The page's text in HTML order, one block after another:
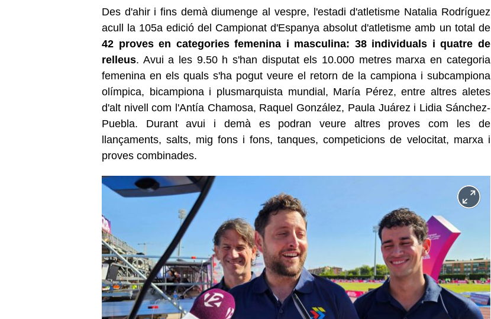
Des d'ahir i fins demà diumenge al vespre, l'estadi d'atletisme Natalia Rodríguez
acull la 105a edició del Campionat d'Espanya absolut d'atletisme amb un total de
42 proves en categories femenina i masculina: 38 individuals i quatre de
relleus. Avui a les 9.50 h s'han disputat els 10.000 metres marxa en categoria
femenina en els quals s'ha pogut veure el retorn de la campiona i subcampiona
olímpica, bicampiona i plusmarquista mundial, María Pérez, entre altres aletes
d'alt nivell com l'Antía Chamosa, Raquel González, Paula Juárez i Lidia Sánchez-
Puebla. Durant avui i demà es podran veure altres proves com les de
llançaments, salts, mig fons i fons, tanques, competicions de velocitat, marxa i
proves combinades.